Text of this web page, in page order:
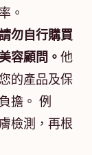
。
勿自行購買
容顧問。 他
的產品及保
擔。 例
檢測，再根